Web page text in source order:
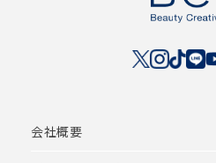
会社概要